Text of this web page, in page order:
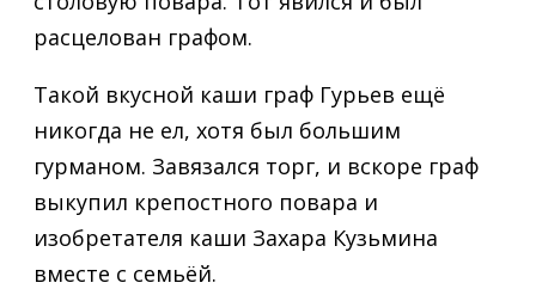
расцелован графом.
Такой вкусной каши граф Гурьев ещё
никогда не ел, хотя был большим
гурманом. Завязался торг, и вскоре граф
выкупил крепостного повара и
изобретателя каши Захара Кузьмина
вместе с семьёй.